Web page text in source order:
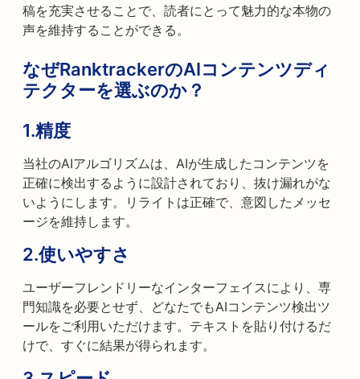
稿を充実させることで、読者にとって魅力的な本物の
声を維持することができる。
なぜRanktrackerのAIコンテンツディ
テクターを選ぶのか？
1.精度
当社のAIアルゴリズムは、AIが生成したコンテンツを
正確に検出するように設計されており、抜け漏れがな
いようにします。リライトは正確で、意図したメッセ
ージを維持します。
2.使いやすさ
ユーザーフレンドリーなインターフェイスにより、専
門知識を必要とせず、どなたでもAIコンテンツ検出ツ
ールをご利用いただけます。テキストを貼り付けるだ
けで、すぐに結果が得られます。